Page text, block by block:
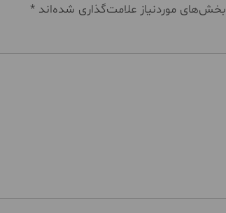
بخش‌های موردنیاز علامت‌گذاری شده‌اند *